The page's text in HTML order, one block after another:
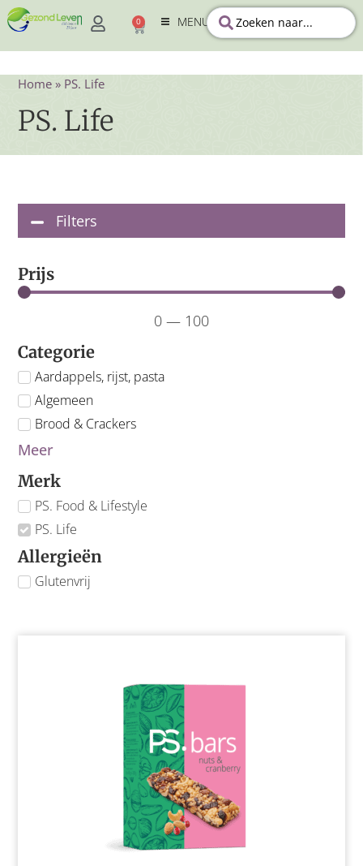
0 MENU
Home » PS. Life
PS. Life
Filters
Prijs
0 — 100
Categorie
Aardappels, rijst, pasta
Algemeen
Brood & Crackers
Meer
Merk
PS. Food & Lifestyle
PS. Life
Allergieën
Glutenvrij